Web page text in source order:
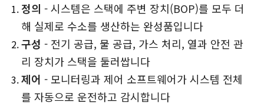
정의 - 시스템은 스택에 주변 장치(BOP)를 모두 더
해 실제로 수소를 생산하는 완성품입니다
구성 - 전기 공급, 물 공급, 가스 처리, 열과 안전 관
리 장치가 스택을 둘러쌉니다
제어 - 모니터링과 제어 소프트웨어가 시스템 전체
를 자동으로 운전하고 감시합니다